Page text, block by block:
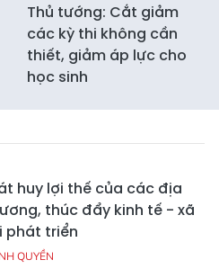
Thủ tướng: Cắt giảm
các kỳ thi không cần
thiết, giảm áp lực cho
học sinh
huy lợi thế của các địa
thúc đẩy kinh tế - xã
phát triển
QUYỀN